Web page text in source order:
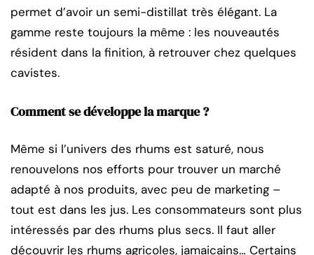
permet d’avoir un semi-distillat très élégant. La
gamme reste toujours la même : les nouveautés
résident dans la finition, à retrouver chez quelques
cavistes.
Comment se développe la marque ?
Même si l’univers des rhums est saturé, nous
renouvelons nos efforts pour trouver un marché
adapté à nos produits, avec peu de marketing –
tout est dans les jus. Les consommateurs sont plus
intéressés par des rhums plus secs. Il faut aller
découvrir les rhums agricoles, jamaicains… Certains